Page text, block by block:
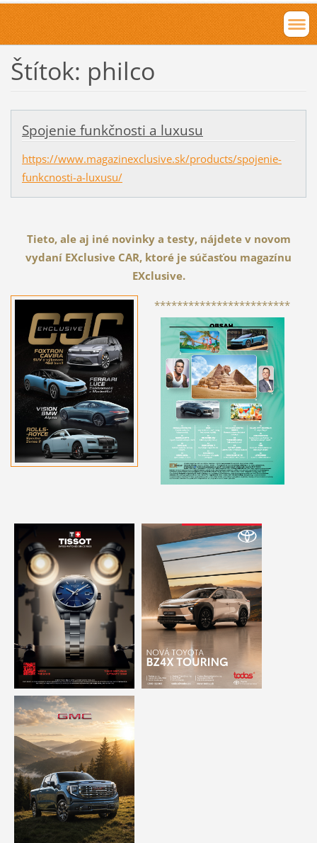
Štítok: philco
Spojenie funkčnosti a luxusu
https://www.magazinexclusive.sk/products/spojenie-
funkcnosti-a-luxusu/
Tieto, ale aj iné novinky a testy, nájdete v novom
vydaní EXclusive CAR, ktoré je súčasťou magazínu
EXclusive.
************************